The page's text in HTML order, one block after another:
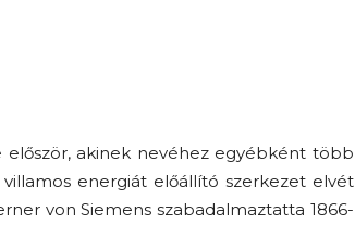
akinek nevéhez egyébként több
energiát előállító szerkezet elvét
von Siemens szabadalmaztatta 1866-